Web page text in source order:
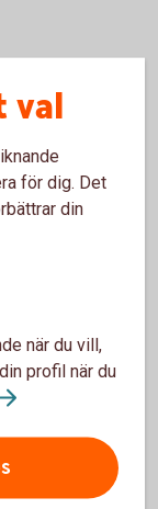
val
för dig. Det
din
när du vill,
profil när du